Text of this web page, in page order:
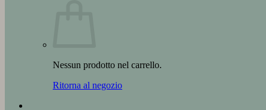
Nessun prodotto nel carrello.
Ritorna al negozio